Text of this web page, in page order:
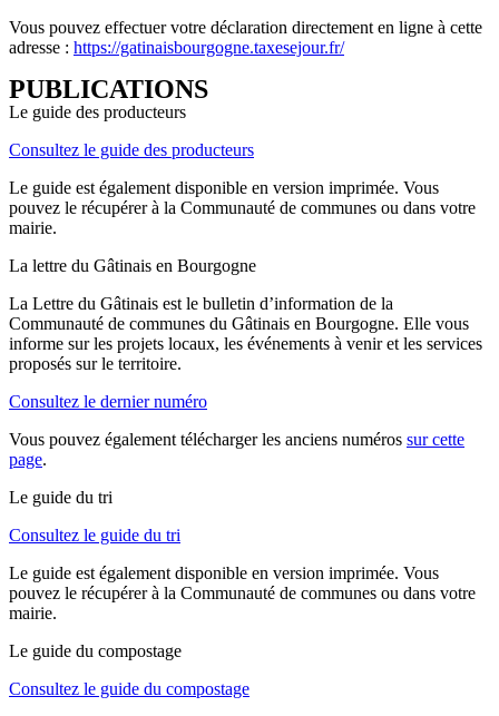
Vous pouvez effectuer votre déclaration directement en ligne à cette
adresse : https://gatinaisbourgogne.taxesejour.fr/
PUBLICATIONS
Le guide des producteurs
Consultez le guide des producteurs
Le guide est également disponible en version imprimée. Vous
pouvez le récupérer à la Communauté de communes ou dans votre
mairie.
La lettre du Gâtinais en Bourgogne
La Lettre du Gâtinais est le bulletin d’information de la
Communauté de communes du Gâtinais en Bourgogne. Elle vous
informe sur les projets locaux, les événements à venir et les services
proposés sur le territoire.
Consultez le dernier numéro
Vous pouvez également télécharger les anciens numéros sur cette
page.
Le guide du tri
Consultez le guide du tri
Le guide est également disponible en version imprimée. Vous
pouvez le récupérer à la Communauté de communes ou dans votre
mairie.
Le guide du compostage
Consultez le guide du compostage